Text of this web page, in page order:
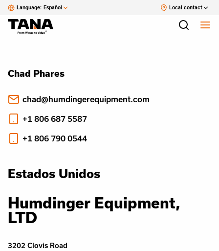
Language: Español Local contact
Chad Phares
chad@humdingerequipment.com
+1 806 687 5587
+1 806 790 0544
Estados Unidos
Humdinger Equipment,
LTD
3202 Clovis Road